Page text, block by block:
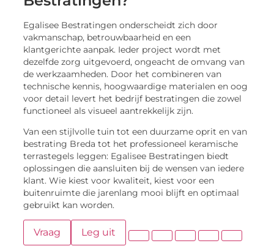
Egalisee Bestratingen onderscheidt zich door
vakmanschap, betrouwbaarheid en een
klantgerichte aanpak. Ieder project wordt met
dezelfde zorg uitgevoerd, ongeacht de omvang van
de werkzaamheden. Door het combineren van
technische kennis, hoogwaardige materialen en oog
voor detail levert het bedrijf bestratingen die zowel
functioneel als visueel aantrekkelijk zijn.
Van een stijlvolle tuin tot een duurzame oprit en van
bestrating Breda tot het professioneel keramische
terrastegels leggen: Egalisee Bestratingen biedt
oplossingen die aansluiten bij de wensen van iedere
klant. Wie kiest voor kwaliteit, kiest voor een
buitenruimte die jarenlang mooi blijft en optimaal
gebruikt kan worden.
Vraag Leg uit